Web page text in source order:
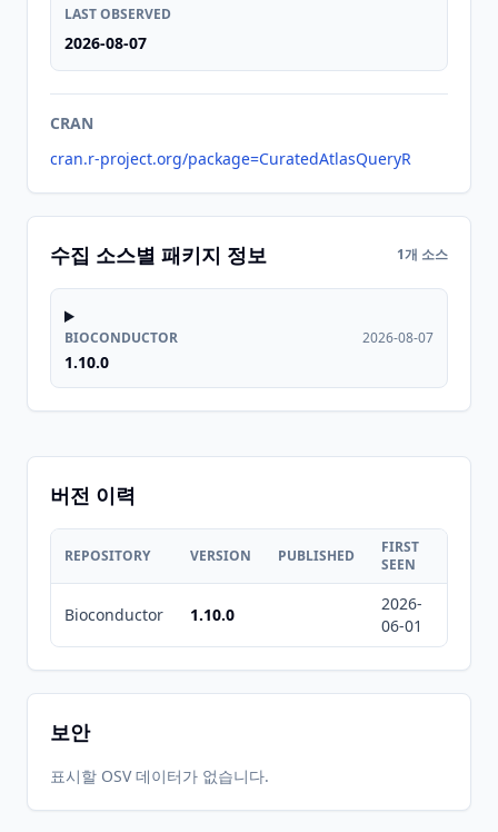
LAST OBSERVED
2026-08-07
CRAN
cran.r-project.org/package=CuratedAtlasQueryR
수집 소스별 패키지 정보 1개 소스
BIOCONDUCTOR
1.10.0
2026-08-07
버전 이력
REPOSITORY VERSION PUBLISHED
FIRST
SEEN
Bioconductor 1.10.0
2026-
06-01
보안
표시할 OSV 데이터가 없습니다.